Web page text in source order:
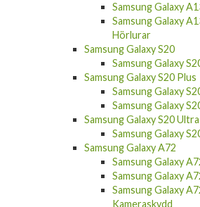
Samsung Galaxy
Hörlurar
Samsung Galaxy S20
Samsung Galaxy
Samsung Galaxy S20 Plus
Samsung Galaxy
Samsung Galaxy
Samsung Galaxy S20 Ultra
Samsung Galaxy
Samsung Galaxy A72
Samsung Galaxy
Samsung Galaxy
Samsung Galaxy
Kameraskydd
Samsung Galaxy